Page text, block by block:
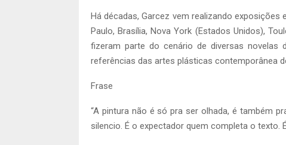
Há décadas, Garcez vem realizando
Paulo, Brasília, Nova York (Estados Unidos),
fizeram parte do cenário de diversas novelas
referências das artes plásticas contemporânea
Frase
“A pintura não é só pra ser olhada, é também
silencio. É o expectador quem completa o texto.